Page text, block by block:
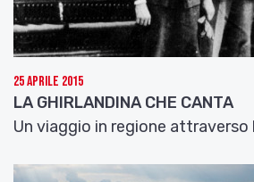
25 Aprile 2015
LA GHIRLANDINA CHE CANTA
Un viaggio in regione attraverso